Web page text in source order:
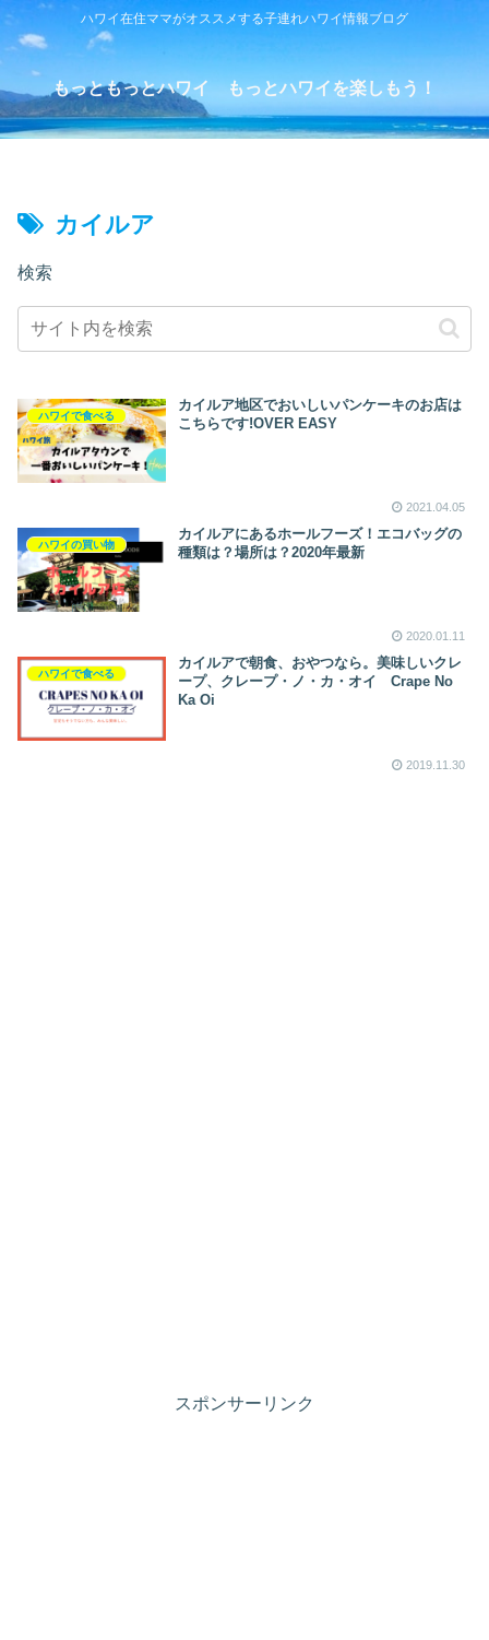
ハワイ在住ママがオススメする子連れハワイ情報ブログ
もっともっとハワイ もっとハワイを楽しもう！
カイルア
検索
ハワイで食べる
カイルア地区でおいしいパンケーキのお店は
こちらです!OVER EASY
2021.04.05
ハワイの買い物
カイルアにあるホールフーズ！エコバッグの
種類は？場所は？2020年最新
2020.01.11
ハワイで食べる
カイルアで朝食、おやつなら。美味しいクレ
ープ、クレープ・ノ・カ・オイ Crape No
Ka Oi
2019.11.30
スポンサーリンク